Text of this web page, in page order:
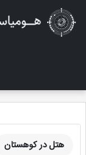
مجله هومیاسه
هتل در کوهستان